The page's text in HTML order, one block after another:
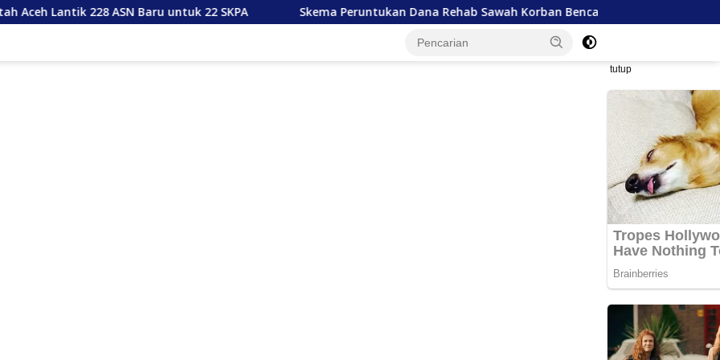
ASN Baru untuk 22 SKPA Skema Peruntukan Dana Rehab Sawah Korban Bencana Kelangkaan Semen
tutup